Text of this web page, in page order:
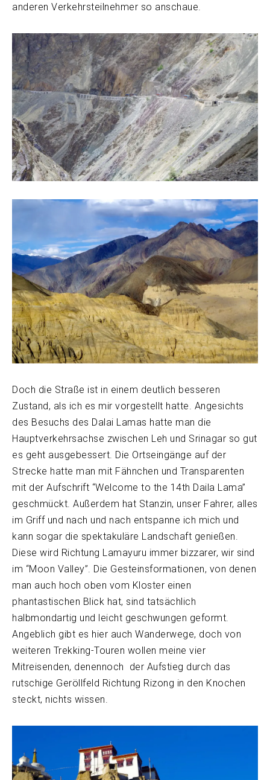
anderen Verkehrsteilnehmer so anschaue.
Doch die Straße ist in einem deutlich besseren
Zustand, als ich es mir vorgestellt hatte. Angesichts
des Besuchs des Dalai Lamas hatte man die
Hauptverkehrsachse zwischen Leh und Srinagar so gut
es geht ausgebessert. Die Ortseingänge auf der
Strecke hatte man mit Fähnchen und Transparenten
mit der Aufschrift “Welcome to the 14th Daila Lama”
geschmückt. Außerdem hat Stanzin, unser Fahrer, alles
im Griff und nach und nach entspanne ich mich und
kann sogar die spektakuläre Landschaft genießen.
Diese wird Richtung Lamayuru immer bizzarer, wir sind
im “Moon Valley”. Die Gesteinsformationen, von denen
man auch hoch oben vom Kloster einen
phantastischen Blick hat, sind tatsächlich
halbmondartig und leicht geschwungen geformt.
Angeblich gibt es hier auch Wanderwege, doch von
weiteren Trekking-Touren wollen meine vier
Mitreisenden, denennoch der Aufstieg durch das
rutschige Geröllfeld Richtung Rizong in den Knochen
steckt, nichts wissen.